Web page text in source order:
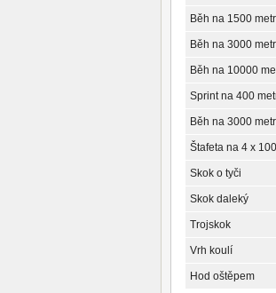
Běh na 1500
Běh na 3000
Běh na 10000
Sprint na 400
Běh na 3000
Štafeta na 4 x
Skok o tyči
Skok daleký
Trojskok
Vrh koulí
Hod oštěpem